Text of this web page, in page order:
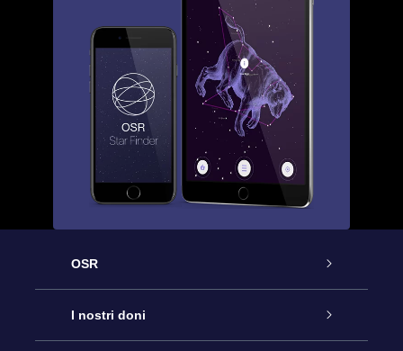
OSR
Assistenza
I nostri doni